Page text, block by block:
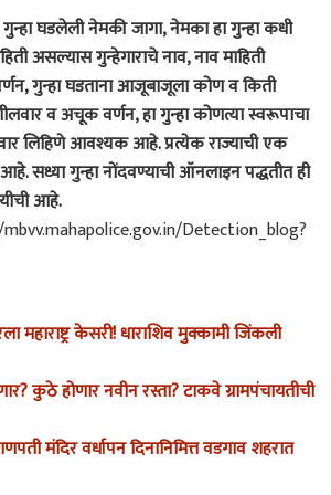
घडलेली नेमकी जागा, नेमका हा गुन्हा कधी
असल्यास गुन्हेगाराचे नाव, नाव माहिती
गुन्हा घडताना आजूबाजूला कोण व किती
व अचूक वर्णन, हा गुन्हा कोणत्या स्वरूपाचा
लिहिणे आवश्यक आहे. प्रत्येक राज्याची एक
सध्या गुन्हा नोंदवण्याची ऑनलाइन पद्धतीत ही
आहे.
mbvv.mahapolice.gov.in/Detection_blog?
महाराष्ट्र केसरी! धाराशिव मुक्कामी जिंकली
कुठे होणार नवीन रस्ता? टाकवे ग्रामपंचायतीची
मंदिर वर्धापन दिनानिमित्त वडगाव शहरात